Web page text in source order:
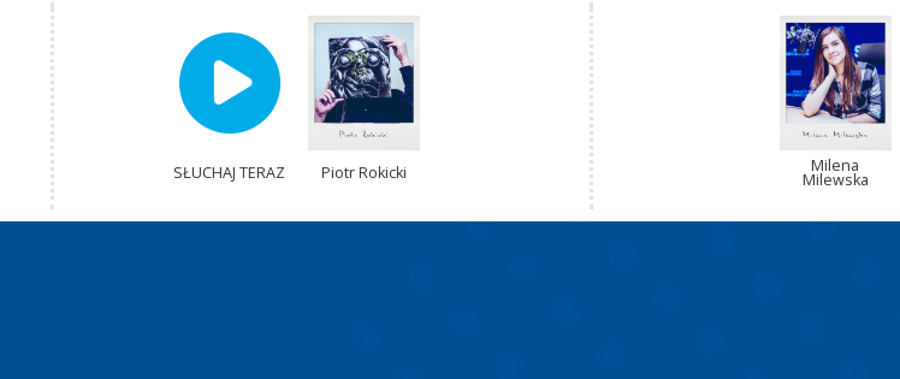
SŁUCHAJ TERAZ Piotr Rokicki Milena
Milewska